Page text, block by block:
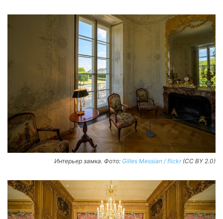
Интерьер замка. Фото: Gilles Messian / flickr(CC BY 2.0)